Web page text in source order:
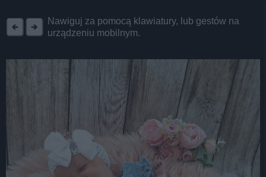
Nawiguj za pomocą klawiatury, lub gestów na
urządzeniu mobilnym.